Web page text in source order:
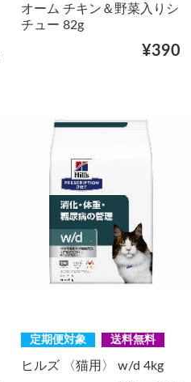
オーム チキン＆野菜入りシ
チュー 82g
¥390
定期便対象 送料無料
ヒルズ 〈猫用〉 w/d 4kg